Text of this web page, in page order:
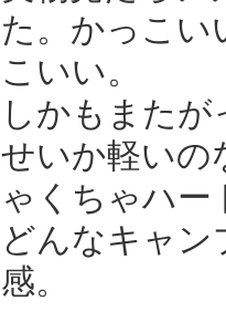
た。かっこい
こいい。
しかもまた
せいか軽いの
ゃくちゃハ
どんなキャ
感。